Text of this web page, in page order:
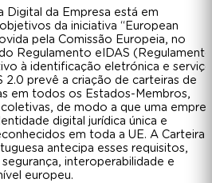
Digital da Empresa está em
da iniciativa “European
pela Comissão Europeia, no
Regulamento eIDAS (Regulamento
à identificação eletrónica e
2.0 prevê a criação de carteiras de
em todos os Estados-Membros,
de modo a que uma
digital jurídica única e
em toda a UE. A Carteira
antecipa esses requisitos,
interoperabilidade e
europeu.